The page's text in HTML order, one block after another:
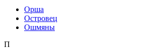
Орша
Островец
Ошмяны
П